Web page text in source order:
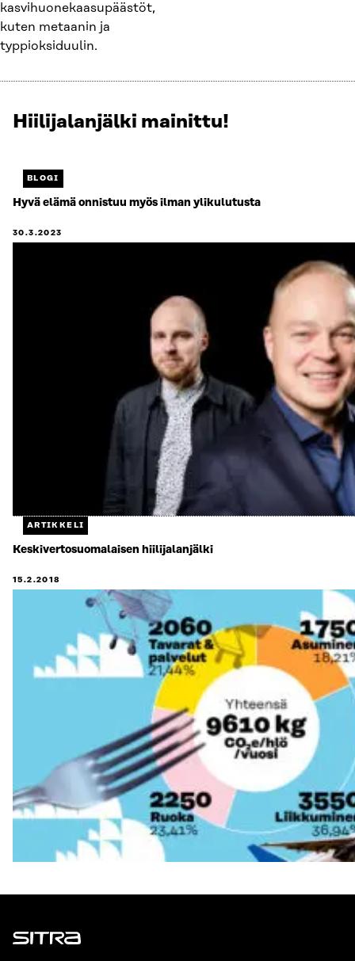
kasvihuonekaasupäästöt,
kuten metaanin ja
typpioksiduulin.
Hiilijalanjälki mainittu!
BLOGI
Hyvä elämä onnistuu myös ilman ylikulutusta
30.3.2023
ARTIKKELI
Keskivertosuomalaisen hiilijalanjälki
15.2.2018
Näytetään
Jäljellä
Sitra